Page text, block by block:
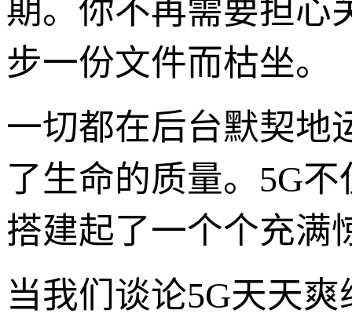
期。你不再需要担心
步一份文件而枯坐。
一切都在后台默契地
了生命的质量。5G
搭建起了一个个充满
当我们谈论5G天天